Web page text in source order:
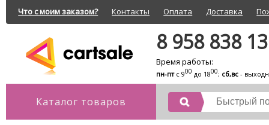
Что с моим заказом? Контакты Оплата Доставка
8 958 838
Время работы:
пн-птс 900 до 1800; сб,вс -
Каталог товаров